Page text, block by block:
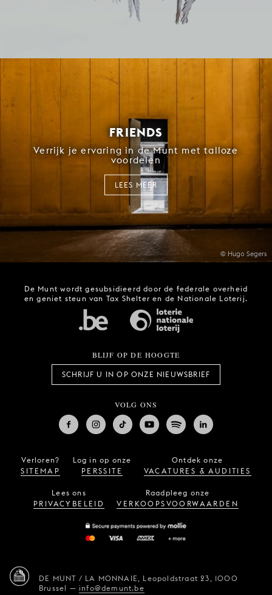
© Hugo Segers
FRIENDS
Verrijk je ervaring in de Munt met talloze
voordelen
LEES MEER
De Munt wordt gesubsidieerd door de federale overheid
en geniet steun van Tax Shelter en de Nationale Loterij.
BLIJF OP DE HOOGTE
SCHRIJF U IN OP ONZE NIEUWSBRIEF
VOLG ONS
Verloren?
SITEMAP
Log in op onze
PERSSITE
Ontdek onze
VACATURES & AUDITIES
Lees ons
PRIVACYBELEID
Raadpleeg onze
VERKOOPSVOORWAARDEN
DE MUNT / LA MONNAIE, Leopoldstraat 23, 1000
Brussel —info@demunt.be